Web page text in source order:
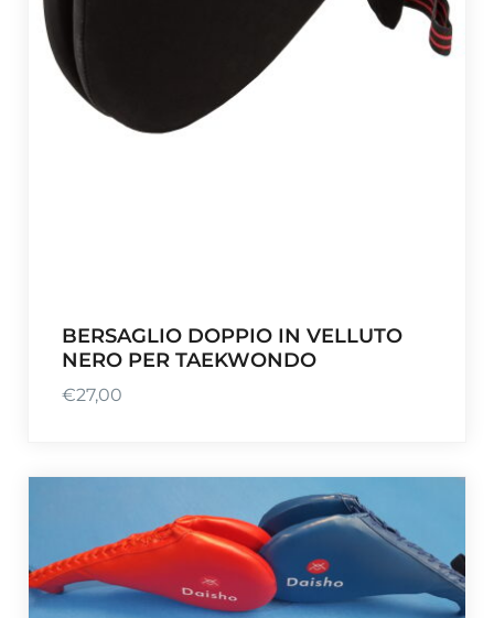
BERSAGLIO DOPPIO IN VELLUTO
NERO PER TAEKWONDO
€27,00